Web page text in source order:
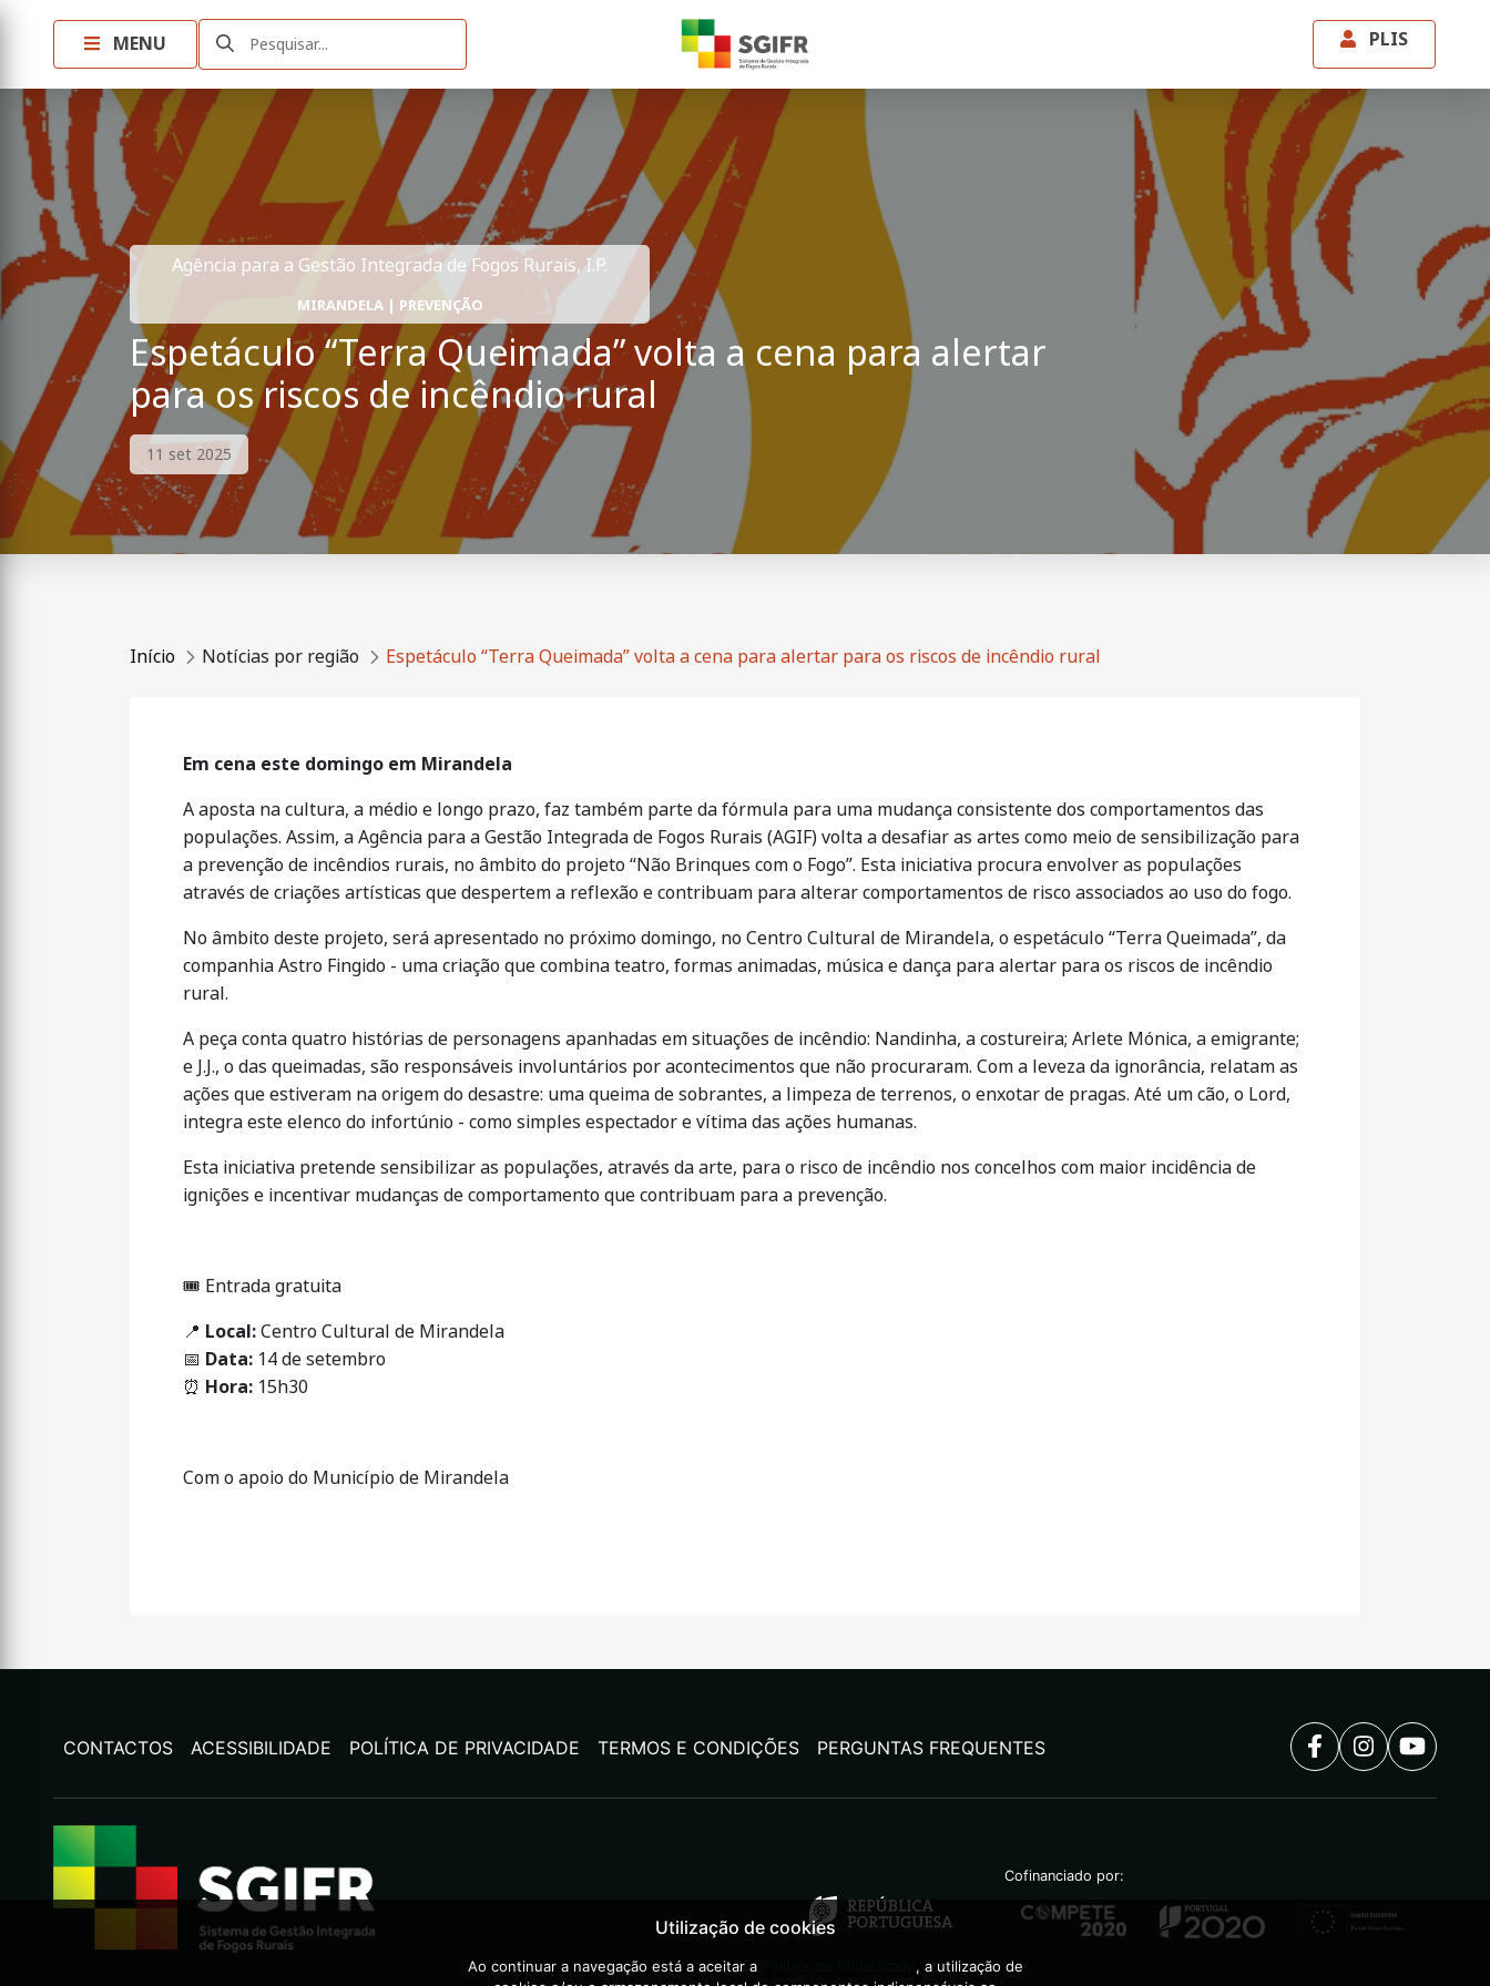
MENU Pesquisar... PLIS
Agência para a Gestão Integrada de Fogos Rurais, I.P.
MIRANDELA | PREVENÇÃO
Espetáculo “Terra Queimada” volta a cena para alertar
para os riscos de incêndio rural
11 set 2025
Início Notícias por região Espetáculo “Terra Queimada” volta a cena para alertar para os riscos de incêndio rural
Em cena este domingo em Mirandela
A aposta na cultura, a médio e longo prazo, faz também parte da fórmula para uma mudança consistente dos comportamentos das
populações. Assim, a Agência para a Gestão Integrada de Fogos Rurais (AGIF) volta a desafiar as artes como meio de sensibilização para
a prevenção de incêndios rurais, no âmbito do projeto “Não Brinques com o Fogo”. Esta iniciativa procura envolver as populações
através de criações artísticas que despertem a reflexão e contribuam para alterar comportamentos de risco associados ao uso do fogo.
No âmbito deste projeto, será apresentado no próximo domingo, no Centro Cultural de Mirandela, o espetáculo “Terra Queimada”, da
companhia Astro Fingido - uma criação que combina teatro, formas animadas, música e dança para alertar para os riscos de incêndio
rural.
A peça conta quatro histórias de personagens apanhadas em situações de incêndio: Nandinha, a costureira; Arlete Mónica, a emigrante;
e J.J., o das queimadas, são responsáveis involuntários por acontecimentos que não procuraram. Com a leveza da ignorância, relatam as
ações que estiveram na origem do desastre: uma queima de sobrantes, a limpeza de terrenos, o enxotar de pragas. Até um cão, o Lord,
integra este elenco do infortúnio - como simples espectador e vítima das ações humanas.
Esta iniciativa pretende sensibilizar as populações, através da arte, para o risco de incêndio nos concelhos com maior incidência de
ignições e incentivar mudanças de comportamento que contribuam para a prevenção.
🎟 Entrada gratuita
📍 Local:Centro Cultural de Mirandela
📅 Data: 14 de setembro
⏰ Hora: 15h30
Com o apoio do Município de Mirandela
CONTACTOS ACESSIBILIDADE POLÍTICA DE PRIVACIDADE TERMOS E CONDIÇÕES PERGUNTAS FREQUENTES
Cofinanciado por:
Utilização de cookies
Ao continuar a navegação está a aceitar a
, a utilização de